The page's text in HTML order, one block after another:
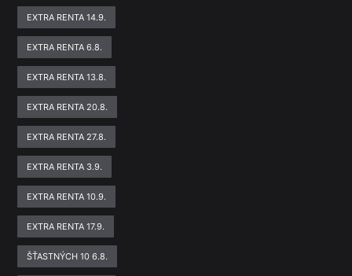
EXTRA RENTA 14.9.
EXTRA RENTA 6.8.
EXTRA RENTA 13.8.
EXTRA RENTA 20.8.
EXTRA RENTA 27.8.
EXTRA RENTA 3.9.
EXTRA RENTA 10.9.
EXTRA RENTA 17.9.
ŠŤASTNÝCH 10 6.8.